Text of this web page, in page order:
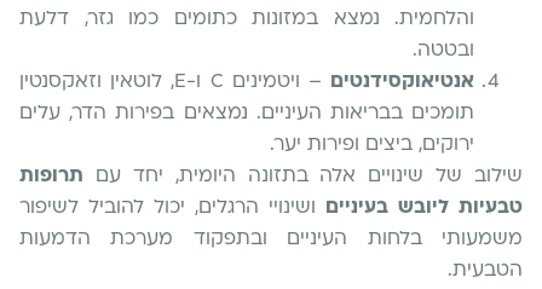
והלחמית. נמצא במזונות כתומים כמו גזר, דלעת
ובטטה.
אנטיאוקסידנטים
– ויטמינים C ו-E, לוטאין וזאקסנטין
תומכים בבריאות העיניים. נמצאים בפירות הדר, עלים
ירוקים, ביצים ופירות יער.
שילוב של שינויים אלה בתזונה היומית, יחד עם תרופות
טבעיות ליובש בעיניים ושינויי הרגלים, יכול להוביל לשיפור
משמעותי בלחות העיניים ובתפקוד מערכת הדמעות
הטבעית.